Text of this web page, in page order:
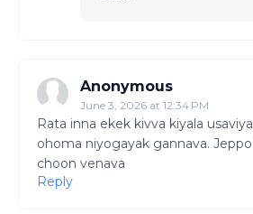
Anonymous
June 3, 2026 at 12:34 PM
Rata inna ekek kivva kiyala
ohoma niyogayak gannava.
choon venava
Reply